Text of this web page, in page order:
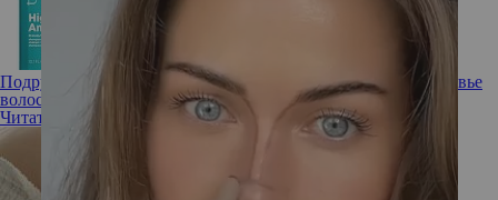
Подружиться с головой: как укрепить кожу и вернуть здоровье
волосам
Читать полностью